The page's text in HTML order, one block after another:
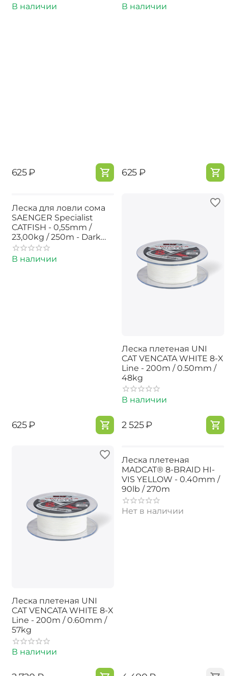
В наличии
‍625‍₽
В наличии
‍625‍₽
Леска для ловли сома
SAENGER Specialist
CATFISH - 0,55mm /
23,00kg / 250m - Dark
Brown
В наличии
‍625‍₽
Леска плетеная UNI
CAT VENCATA WHITE 8-X
Line - 200m / 0.50mm /
48kg
В наличии
‍2 525‍₽
Леска плетеная UNI
CAT VENCATA WHITE 8-X
Line - 200m / 0.60mm /
57kg
В наличии
Леска плетеная
MADCAT® 8-BRAID HI-
VIS YELLOW - 0.40mm /
90lb / 270m
Нет в наличии